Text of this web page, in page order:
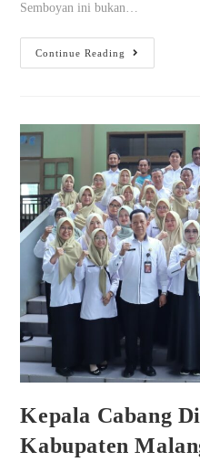
Semboyan ini bukan…
Continue Reading
Kepala Cabang
Kabupaten